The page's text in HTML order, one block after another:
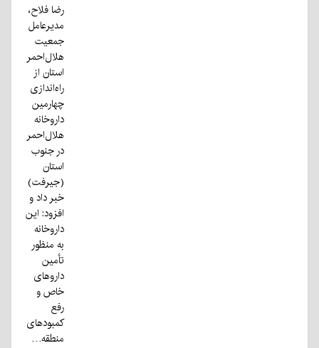
رضا فلاح،
مدیرعامل
جمعیت
هلال‌احمر
استان از
راه‌اندازی
چهارمین
داروخانه
هلال‌احمر
در جنوب
استان
(جیرفت)
خبر داد و
افزود: این
داروخانه
به منظور
تأمین
داروهای
خاص و
رفع
کمبودهای
منطقه…